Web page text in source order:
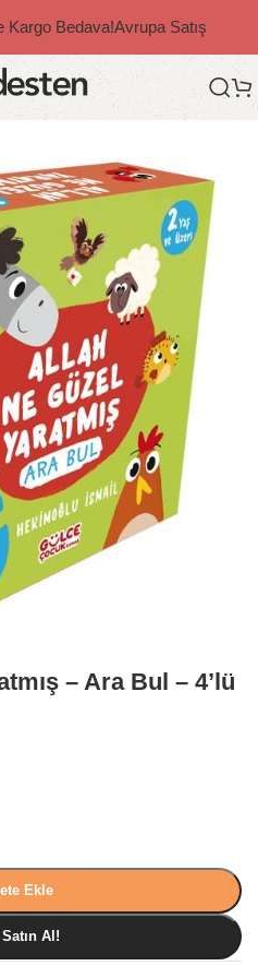
Kargo Bedava!Avrupa Satış
Kitapları
– Ara Bul – 4’lü
Ekle
Satın Al!